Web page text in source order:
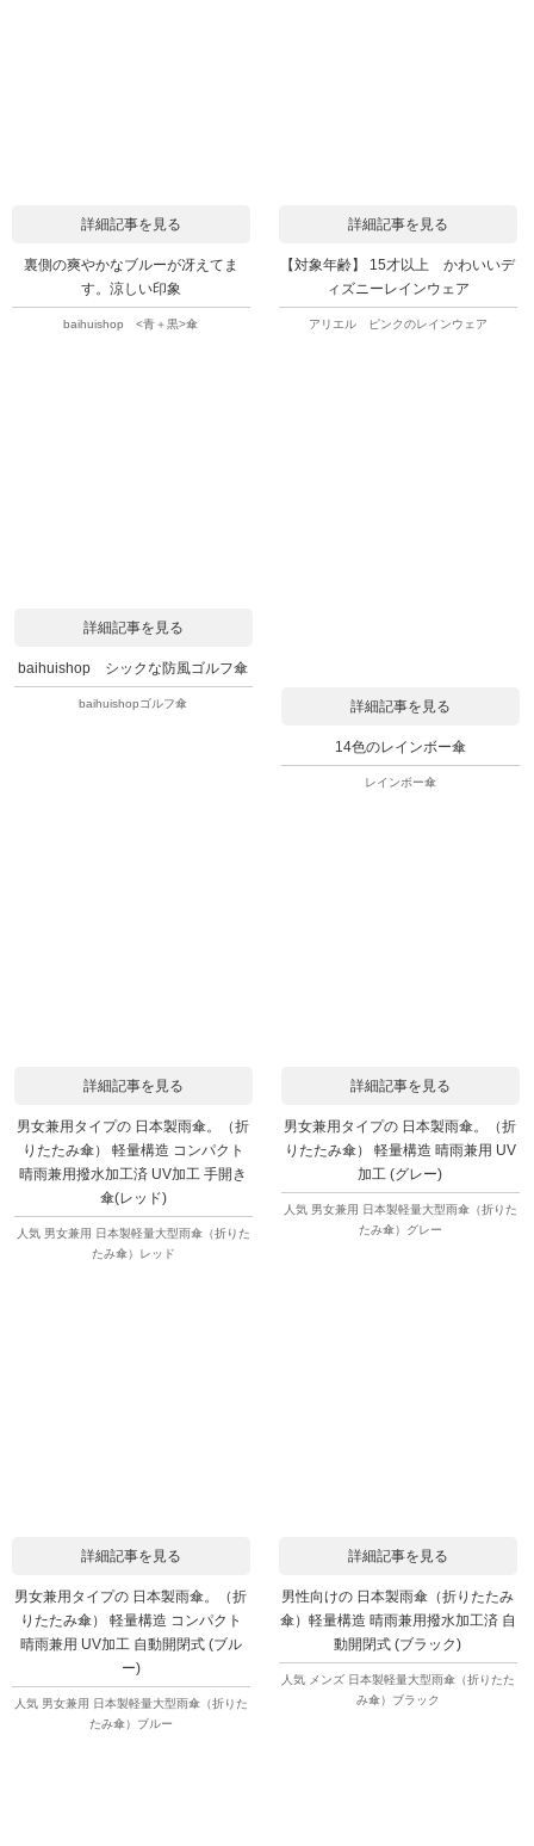
詳細記事を見る
裏側の爽やかなブルーが冴えてま
す。涼しい印象
baihuishop <青＋黒>傘
詳細記事を見る
【対象年齢】 15才以上 かわいいデ
ィズニーレインウェア
アリエル ピンクのレインウェア
詳細記事を見る
baihuishop シックな防風ゴルフ傘
baihuishopゴルフ傘 詳細記事を見る
14色のレインボー傘
レインボー傘
詳細記事を見る
男女兼用タイプの 日本製雨傘。（折
りたたみ傘） 軽量構造 コンパクト
晴雨兼用撥水加工済 UV加工 手開き
傘(レッド)
人気 男女兼用 日本製軽量大型雨傘（折りた
たみ傘）レッド
詳細記事を見る
男女兼用タイプの 日本製雨傘。（折
りたたみ傘） 軽量構造 晴雨兼用 UV
加工 (グレー)
人気 男女兼用 日本製軽量大型雨傘（折りた
たみ傘）グレー
詳細記事を見る
男女兼用タイプの 日本製雨傘。（折
りたたみ傘） 軽量構造 コンパクト
晴雨兼用 UV加工 自動開閉式 (ブル
ー)
人気 男女兼用 日本製軽量大型雨傘（折りた
たみ傘）ブルー
詳細記事を見る
男性向けの 日本製雨傘（折りたたみ
傘）軽量構造 晴雨兼用撥水加工済 自
動開閉式 (ブラック)
人気 メンズ 日本製軽量大型雨傘（折りたた
み傘）ブラック